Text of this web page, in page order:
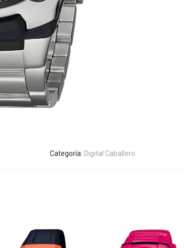
Categoría: Digital Caballero